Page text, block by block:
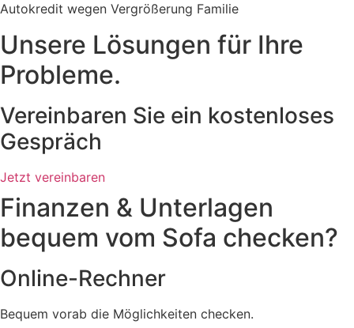
Autokredit wegen Vergrößerung Familie
Unsere Lösungen für Ihre
Probleme.
Vereinbaren Sie ein kostenloses
Gespräch
Jetzt vereinbaren
Finanzen & Unterlagen
bequem vom Sofa checken?
Online-Rechner
Bequem vorab die Möglichkeiten checken.